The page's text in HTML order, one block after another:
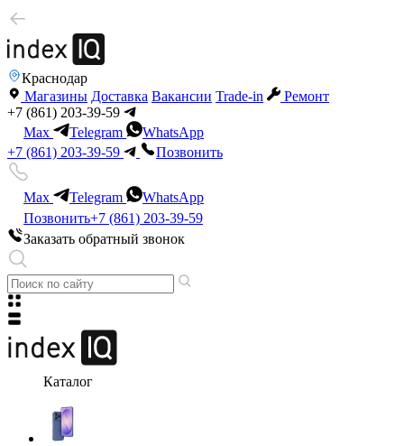
Краснодар
Магазины Доставка Вакансии Trade-in
Ремонт
+7 (861) 203-39-59
Max
Telegram
WhatsApp
+7 (861) 203-39-59
Позвонить
Max Telegram
WhatsApp
Позвонить+7 (861) 203-39-59
Заказать обратный звонок
Каталог